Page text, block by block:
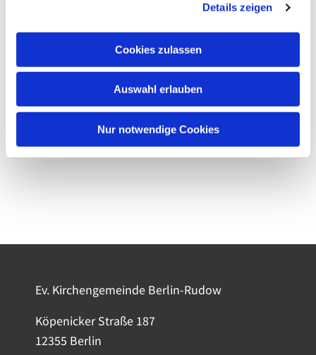
Details zeigen
Cookies zulassen
Auswahl erlauben
Nur notwendige Cookies
Ev. Kirchengemeinde Berlin-Rudow
Köpenicker Straße 187
12355 Berlin